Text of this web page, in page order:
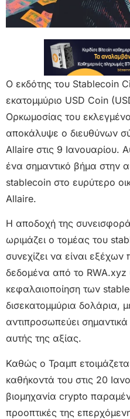
Ο εκδότης του Stablecoin
εκατομμύριο USD Coin
Ορκωμοσίας του
αποκάλυψε ο διευθύνων
Allaire στις 9 Ιανουαρίου.
ένα σημαντικό βήμα στην
stablecoin στο ευρύτερο
Allaire.
Η αποδοχή της
ωριμάζει ο τομέας του
συνεχίζει να είναι
δεδομένα από το RWA.xyz
κεφαλαιοποίηση των
δισεκατομμύρια δολάρια,
αντιπροσωπεύει
αυτής της αξίας.
Καθώς ο Τραμπ
καθήκοντά του στις 20
βιομηχανία crypto
προοπτικές της